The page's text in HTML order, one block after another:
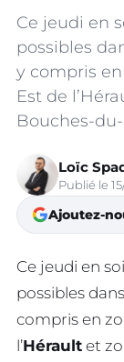
Ce jeudi en
possibles
y compris
Est de
Bouches-
Loïc
Publié le
Ajoutez-
Ce jeudi en
possibles
compris en
l’Hérault et